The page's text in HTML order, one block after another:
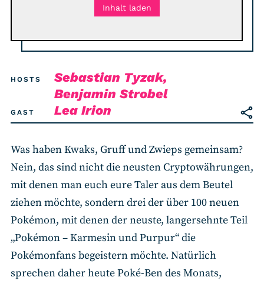
Inhalt laden
HOSTS
Sebastian Tyzak,
Benjamin Strobel
GAST Lea Irion
Was haben Kwaks, Gruff und Zwieps gemeinsam?
Nein, das sind nicht die neusten Cryptowährungen,
mit denen man euch eure Taler aus dem Beutel
ziehen möchte, sondern drei der über 100 neuen
Pokémon, mit denen der neuste, langersehnte Teil
„Pokémon – Karmesin und Purpur“ die
Pokémonfans begeistern möchte. Natürlich
sprechen daher heute Poké-Ben des Monats,